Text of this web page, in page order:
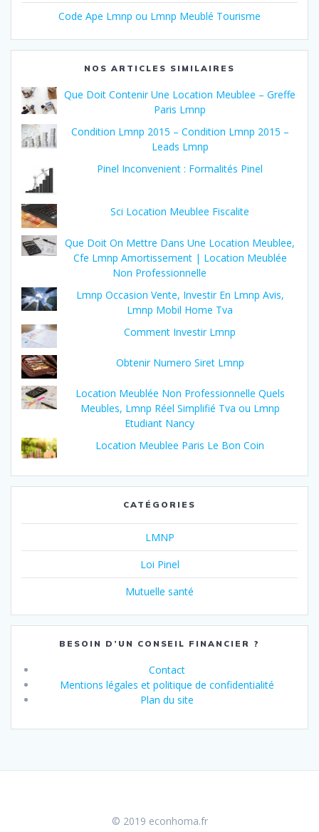
Code Ape Lmnp ou Lmnp Meublé Tourisme
NOS ARTICLES SIMILAIRES
Que Doit Contenir Une Location Meublee – Greffe
Paris Lmnp
Condition Lmnp 2015 – Condition Lmnp 2015 –
Leads Lmnp
Pinel Inconvenient : Formalités Pinel
Sci Location Meublee Fiscalite
Que Doit On Mettre Dans Une Location Meublee,
Cfe Lmnp Amortissement | Location Meublée
Non Professionnelle
Lmnp Occasion Vente, Investir En Lmnp Avis,
Lmnp Mobil Home Tva
Comment Investir Lmnp
Obtenir Numero Siret Lmnp
Location Meublée Non Professionnelle Quels
Meubles, Lmnp Réel Simplifié Tva ou Lmnp
Etudiant Nancy
Location Meublee Paris Le Bon Coin
CATÉGORIES
LMNP
Loi Pinel
Mutuelle santé
BESOIN D’UN CONSEIL FINANCIER ?
Contact
Mentions légales et politique de confidentialité
Plan du site